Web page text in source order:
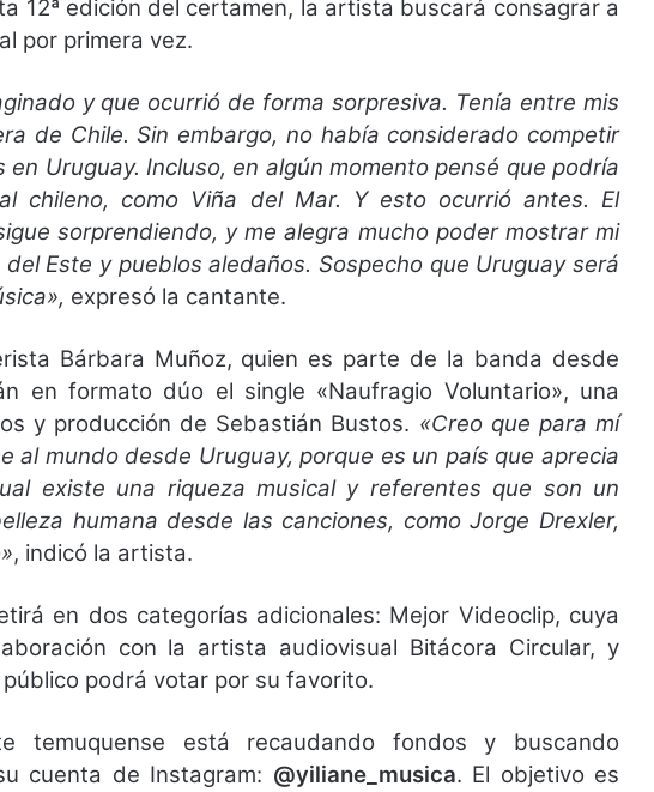
12ª edición del certamen, la artista buscará consagrar a
por primera vez.
y que ocurrió de forma sorpresiva. Tenía entre mis
de Chile. Sin embargo, no había considerado competir
Uruguay. Incluso, en algún momento pensé que podría
chileno, como Viña del Mar. Y esto ocurrió antes. El
sorprendiendo, y me alegra mucho poder mostrar mi
Este y pueblos aledaños. Sospecho que Uruguay será
expresó la cantante.
Bárbara Muñoz, quien es parte de la banda desde
en formato dúo el single «Naufragio Voluntario», una
y producción de Sebastián Bustos. «Creo que para mí
al mundo desde Uruguay, porque es un país que aprecia
existe una riqueza musical y referentes que son un
humana desde las canciones, como Jorge Drexler,
, indicó la artista.
en dos categorías adicionales: Mejor Videoclip, cuya
con la artista audiovisual Bitácora Circular, y
podrá votar por su favorito.
temuquense está recaudando fondos y buscando
cuenta de Instagram: @yiliane_musica. El objetivo es